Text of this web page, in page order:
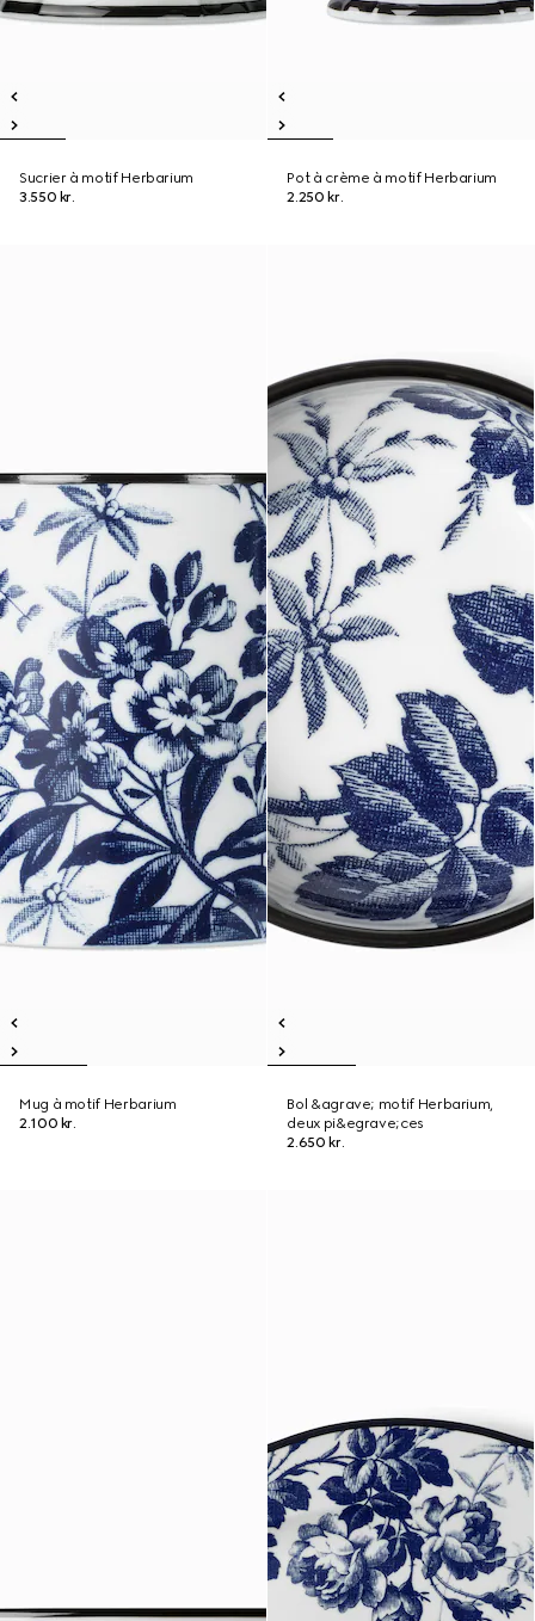
Sucrier à motif Herbarium
3.550 kr.
Pot à crème à motif Herbarium
2.250 kr.
Mug à motif Herbarium
2.100 kr.
Bol &agrave; motif Herbarium,
deux pi&egrave;ces
2.650 kr.